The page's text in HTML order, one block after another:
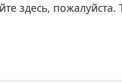
здесь, пожалуйста.